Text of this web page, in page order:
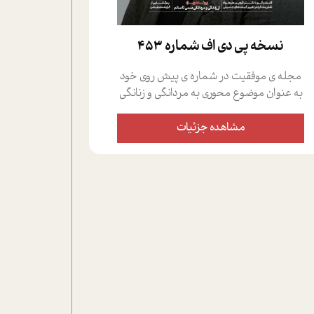
نسخه پي دي اف شماره 453
مجله ی موفقیت در شماره ی پیش روی خود
به عنوان موضوع محوری به مردانگی و زنانگی
سمی پرداخته است؛ علاوه بر این که؛ گفت و
گویی اختصاصی داشته ایم با فردین علیخواه،
جامعه شناس در بخش های مختلف تلاش
مشاهده جزئیات